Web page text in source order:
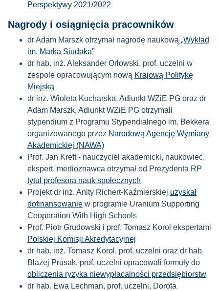
Perspektywy 2021/2022
Nagrody i osiągnięcia pracowników
dr Adam Marszk otrzymał nagrodę naukową „Wykład
im. Marka Siudaka”
dr hab. inż. Aleksander Orłowski, prof. uczelni w
zespole opracowującym nową Krajową Politykę
Miejską
dr inż. Wioleta Kucharska, Adiunkt WZiE PG oraz dr
Adam Marszk, Adiunkt WZiE PG otrzymali
stypendium z Programu Stypendialnego im. Bekkera
organizowanego przez Narodową Agencję Wymiany
Akademickiej (NAWA)
Prof. Jan Kreft - nauczyciel akademicki, naukowiec,
ekspert, medioznawca otrzymał od Prezydenta RP
tytuł profesora nauk społecznych
Projekt dr inż. Anity Richert-Kaźmierskiej uzyskał
dofinansowanie w programie Uranium Supporting
Cooperation With High Schools
Prof. Piotr Grudowski i prof. Tomasz Korol ekspertami
Polskiej Komisji Akredytacyjnej
dr hab. inż. Tomasz Korol, prof. uczelni oraz dr hab.
Błażej Prusak, prof. uczelni opracowali formuły do
obliczenia ryzyka niewypłacalności przedsiębiorstw
dr hab. Ewa Lechman, prof. uczelni, Dorota